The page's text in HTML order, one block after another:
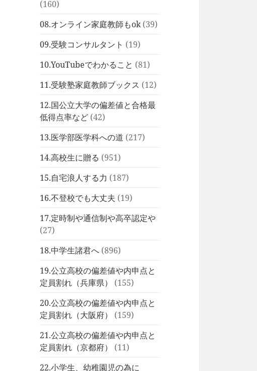
(160)
08.オンライン家庭教師もok(39)
09.受験コンサルタント (19)
10.YouTubeでわかること (81)
11.受験塾家庭教師ブックス (12)
12.国公立大学の偏差値と合格最
低得点率など (42)
13.医学部医学科への道 (217)
14.高校生に贈る (951)
15.自宅浪人する力 (187)
16.不登校でも大丈夫 (19)
17.定時制や通信制や高卒認定や
(27)
18.中学生諸君へ (896)
19.公立高校の偏差値や内申点と
定員割れ（兵庫県）
(155)
20.公立高校の偏差値や内申点と
定員割れ（大阪府）
(159)
21.公立高校の偏差値や内申点と
定員割れ（京都府）
(11)
22.小学生、幼稚園児の為に